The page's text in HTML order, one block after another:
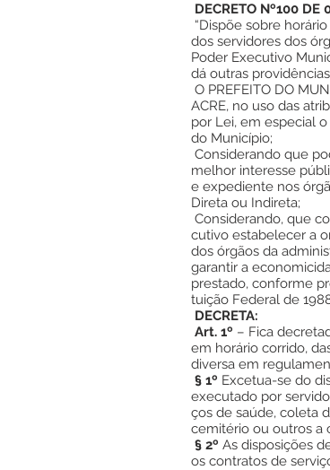
DECRETO Nº100 DE
“Dispõe sobre
dos servidores dos
Poder Executivo
dá outras
O PREFEITO DO
ACRE, no uso das
por Lei, em especial o
do Município;
Considerando que
melhor interesse
e expediente nos
Direta ou Indireta;
Considerando, que
cutivo estabelecer a
dos órgãos da
garantir a
prestado, conforme
tuição Federal de
DECRETA:
Art. 1º – Fica
em horário corrido,
diversa em
§ 1º Excetua-se do
executado por
ços de saúde, coleta
cemitério ou outros a
§ 2º As disposições
os contratos de